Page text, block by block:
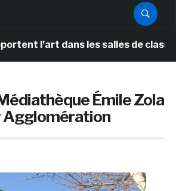
l’art dans les salles de classe
Émile Zola